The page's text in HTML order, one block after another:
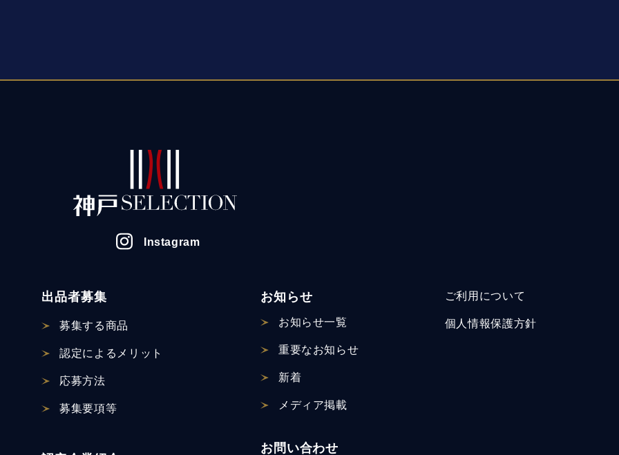
Instagram
出品者募集
募集する商品
認定による メリット
応募方法
募集要項等
お知らせ
お知らせ一覧
重要なお知らせ
新着
メディア掲載
お問い合わせ
ご利用について
個人情報保護方針